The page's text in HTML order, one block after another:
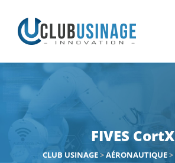
FIVES CortX
CLUB USINAGE>AÉRONAUTIQUE>